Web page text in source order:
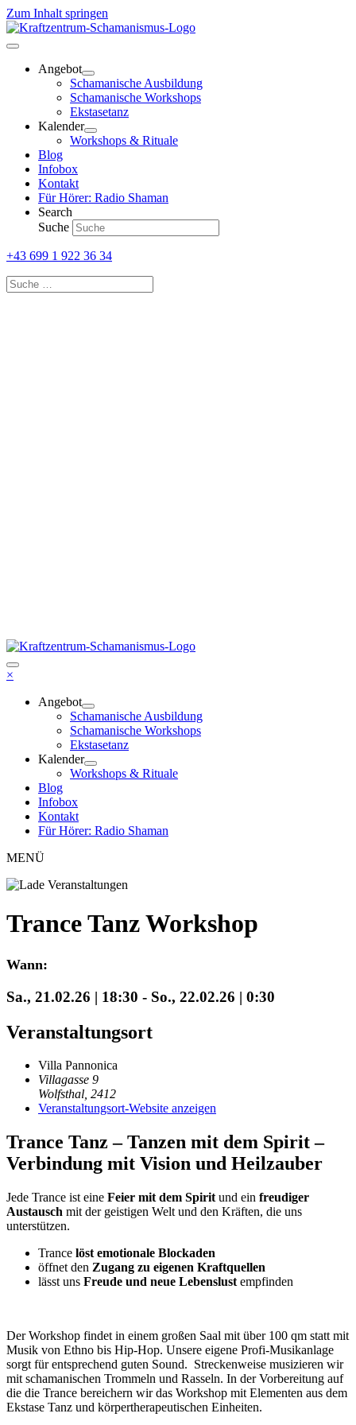
Zum Inhalt springen
Angebot
Schamanische Ausbildung
Schamanische Workshops
Ekstasetanz
Kalender
Workshops & Rituale
Blog
Infobox
Kontakt
Für Hörer: Radio Shaman
Search
Suche
+43 699 1 922 36 34
×
Angebot
Schamanische Ausbildung
Schamanische Workshops
Ekstasetanz
Kalender
Workshops & Rituale
Blog
Infobox
Kontakt
Für Hörer: Radio Shaman
MENÜ
Trance Tanz Workshop
Wann:
Sa., 21.02.26 | 18:30 - So., 22.02.26 | 0:30
Veranstaltungsort
Villa Pannonica
Villagasse 9
Wolfsthal, 2412
Veranstaltungsort-Website anzeigen
Trance Tanz – Tanzen mit dem Spirit –
Verbindung mit Vision und Heilzauber
Jede Trance ist eine Feier mit dem Spirit und ein freudiger
Austausch mit der geistigen Welt und den Kräften, die uns
unterstützen.
Trance löst emotionale Blockaden
öffnet den Zugang zu eigenen Kraftquellen
lässt uns Freude und neue Lebenslust empfinden
Der Workshop findet in einem großen Saal mit über 100 qm statt mit
Musik von Ethno bis Hip-Hop. Unsere eigene Profi-Musikanlage
sorgt für entsprechend guten Sound. Streckenweise musizieren wir
mit schamanischen Trommeln und Rasseln. In der Vorbereitung auf
die die Trance bereichern wir das Workshop mit Elementen aus dem
Ekstase Tanz und körpertherapeutischen Einheiten.